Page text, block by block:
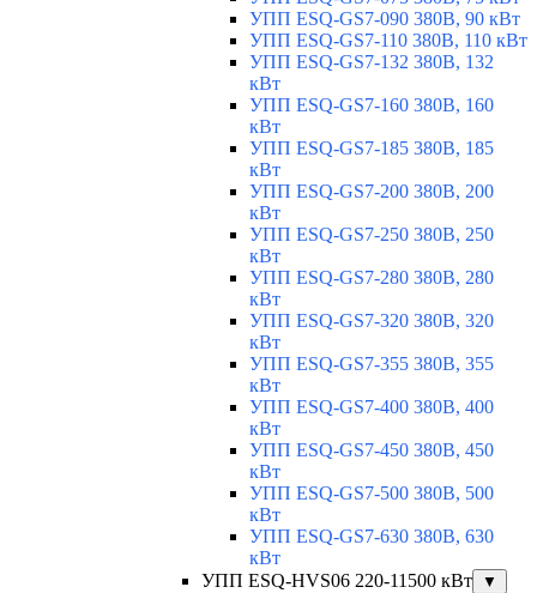
УПП ESQ-GS7-090 380В, 90 кВт
УПП ESQ-GS7-110 380В, 110 кВт
УПП ESQ-GS7-132 380В, 132
кВт
УПП ESQ-GS7-160 380В, 160
кВт
УПП ESQ-GS7-185 380В, 185
кВт
УПП ESQ-GS7-200 380В, 200
кВт
УПП ESQ-GS7-250 380В, 250
кВт
УПП ESQ-GS7-280 380В, 280
кВт
УПП ESQ-GS7-320 380В, 320
кВт
УПП ESQ-GS7-355 380В, 355
кВт
УПП ESQ-GS7-400 380В, 400
кВт
УПП ESQ-GS7-450 380В, 450
кВт
УПП ESQ-GS7-500 380В, 500
кВт
УПП ESQ-GS7-630 380В, 630
кВт
УПП ESQ-HVS06 220-11500 кВт
▼